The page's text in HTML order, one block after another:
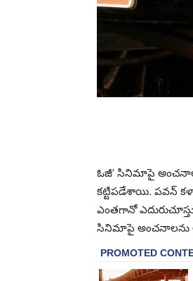
ఓజీ’ సినిమాపై
కట్టిపడేశాయి. పవన్
ఎంతగానో
సినిమాపై అంచనాలను